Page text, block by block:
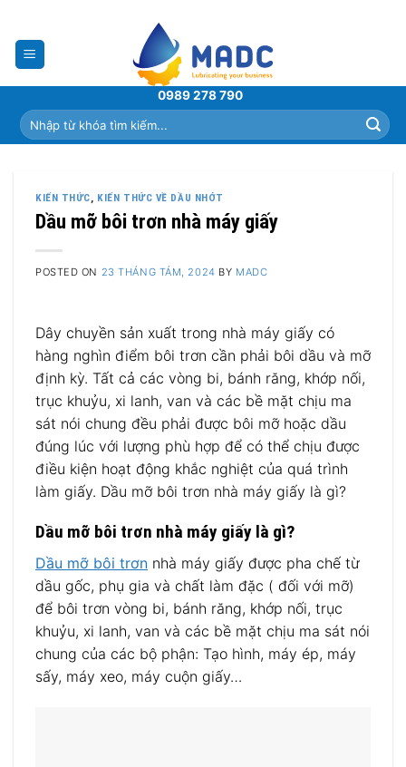
content
0989 278 790
Tìm
kiếm:
KIẾN THỨC, KIẾN THỨC VỀ DẦU NHỚT
Dầu mỡ bôi trơn nhà máy giấy
POSTED ON 23 THÁNG TÁM, 2024 BY MADC
Dây chuyền sản xuất trong nhà máy giấy có
hàng nghìn điểm bôi trơn cần phải bôi dầu và mỡ
định kỳ. Tất cả các vòng bi, bánh răng, khớp nối,
trục khuỷu, xi lanh, van và các bề mặt chịu ma
sát nói chung đều phải được bôi mỡ hoặc dầu
đúng lúc với lượng phù hợp để có thể chịu được
điều kiện hoạt động khắc nghiệt của quá trình
làm giấy. Dầu mỡ bôi trơn nhà máy giấy là gì?
Dầu mỡ bôi trơn nhà máy giấy là gì?
Dầu mỡ bôi trơn nhà máy giấy được pha chế từ
dầu gốc, phụ gia và chất làm đặc ( đối với mỡ)
để bôi trơn vòng bi, bánh răng, khớp nối, trục
khuỷu, xi lanh, van và các bề mặt chịu ma sát nói
chung của các bộ phận: Tạo hình, máy ép, máy
sấy, máy xeo, máy cuộn giấy…